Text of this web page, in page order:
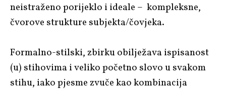
neistraženo porijeklo i ideale – kompleksne,
čvorove strukture subjekta/čovjeka.
Formalno-stilski, zbirku obilježava ispisanost
(u) stihovima i veliko početno slovo u svakom
stihu, iako pjesme zvuče kao kombinacija